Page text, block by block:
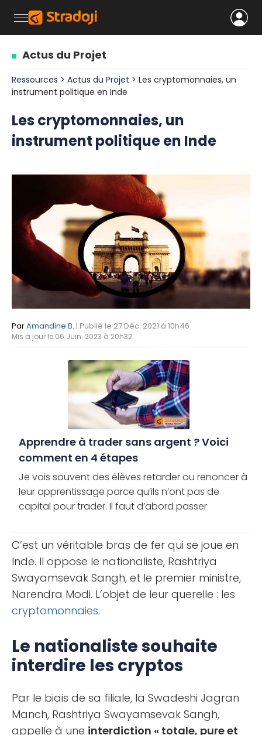
Actus du Projet
Ressources > Actus du Projet > Les cryptomonnaies, un
instrument politique en Inde
Les cryptomonnaies, un
instrument politique en Inde
ParAmandine B. | Publié le 27 Déc. 2021 à 10h46
Mis à jour le 06 Juin. 2023 à 20h32
Apprendre à trader sans argent ? Voici
comment en 4 étapes
Je vois souvent des élèves retarder ou renoncer à
leur apprentissage parce qu’ils n’ont pas de
capital pour trader. Il faut d’abord passer
C’est un véritable bras de fer qui se joue en
Inde. Il oppose le nationaliste, Rashtriya
Swayamsevak Sangh, et le premier ministre,
Narendra Modi. L’objet de leur querelle : les
cryptomonnaies.
Le nationaliste souhaite
interdire les cryptos
Par le biais de sa filiale, la Swadeshi Jagran
Manch, Rashtriya Swayamsevak Sangh,
appelle à une interdiction « totale, pure et